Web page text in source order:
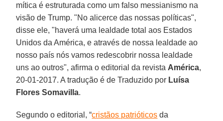
mítica é estruturada como um falso messianismo na
visão de Trump. "No alicerce das nossas políticas",
disse ele, "haverá uma lealdade total aos Estados
Unidos da América, e através de nossa lealdade ao
nosso país nós vamos redescobrir nossa lealdade
uns ao outros", afirma o editorial da revista América,
20-01-2017. A tradução é de Traduzido por Luísa
Flores Somavilla.
Segundo o editorial, “cristãos patrióticos da